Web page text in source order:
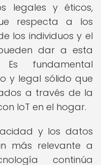
legales y éticos,
respecta a los
los individuos y el
dar a esta
Es fundamental
y legal sólido que
a través de la
IoT en el hogar.
y los datos
más relevante a
continúa